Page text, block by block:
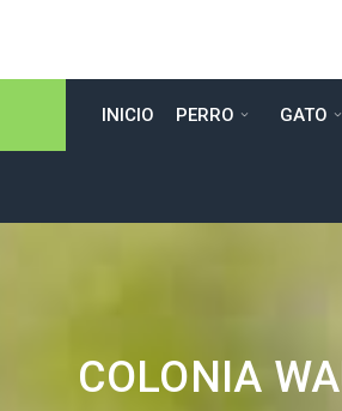
INICIO PERRO GATO
COLONIA